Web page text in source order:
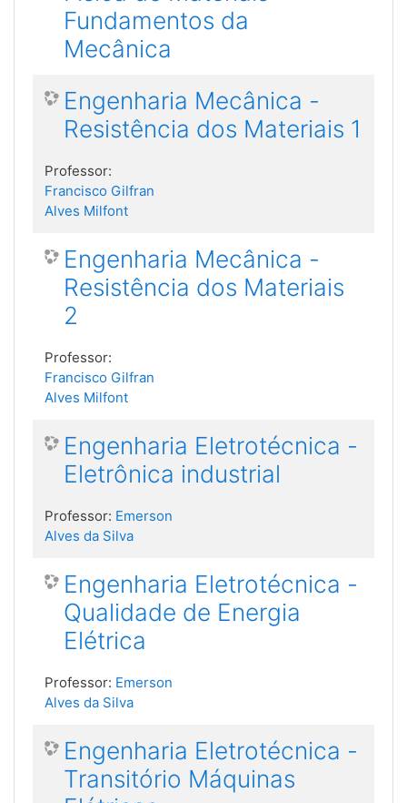
Fundamentos da
Mecânica
Engenharia Mecânica -
Resistência dos Materiais 1
Professor:
Francisco Gilfran
Alves Milfont
Engenharia Mecânica -
Resistência dos Materiais
2
Professor:
Francisco Gilfran
Alves Milfont
Engenharia Eletrotécnica -
Eletrônica industrial
Professor: Emerson
Alves da Silva
Engenharia Eletrotécnica -
Qualidade de Energia
Elétrica
Professor: Emerson
Alves da Silva
Engenharia Eletrotécnica -
Transitório Máquinas